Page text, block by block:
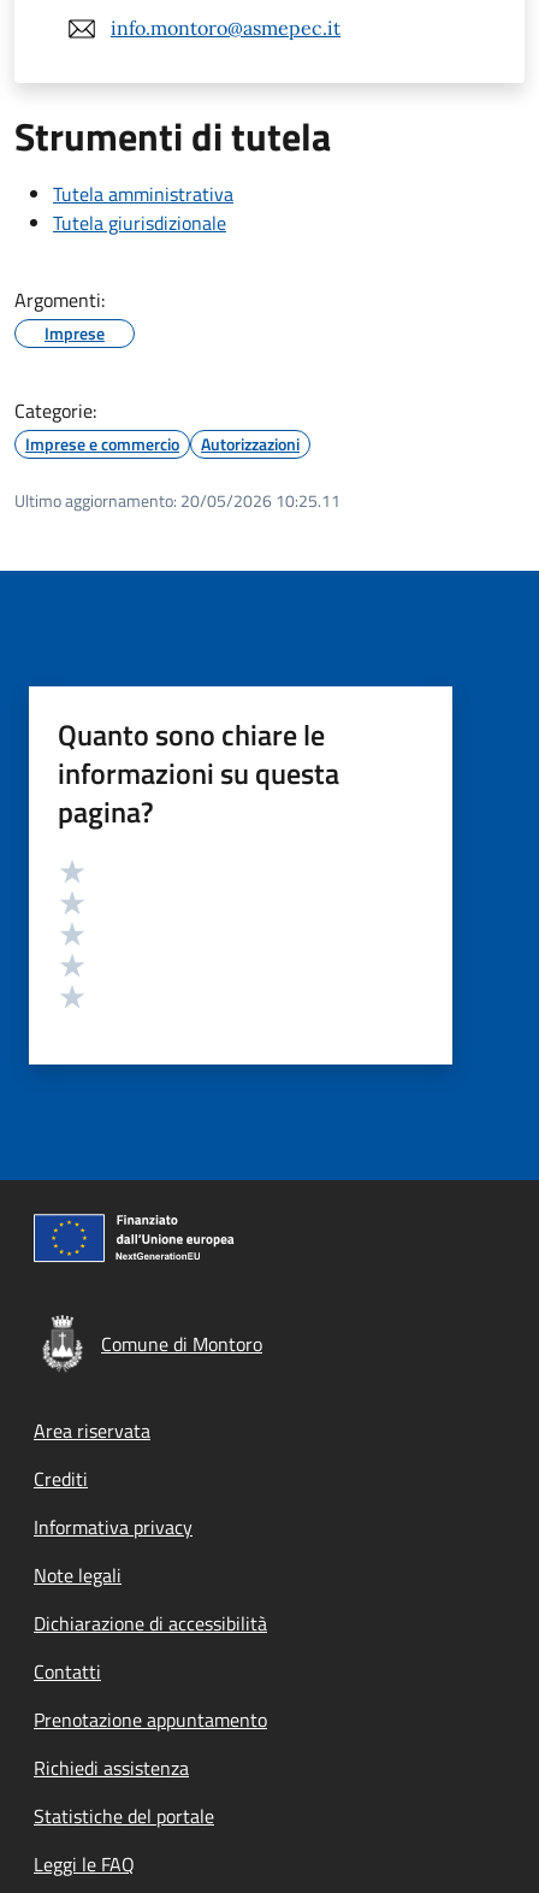
info.montoro@asmepec.it
Strumenti di tutela
Tutela amministrativa
Tutela giurisdizionale
Argomenti:
Imprese
Categorie:
Imprese e commercio Autorizzazioni
Ultimo aggiornamento: 20/05/2026 10:25.11
Quanto sono chiare le
informazioni su questa
pagina?
Valutazione
Comune di Montoro
Footer menu
Area riservata
Crediti
Informativa privacy
Note legali
Dichiarazione di accessibilità
Contatti
Prenotazione appuntamento
Richiedi assistenza
Statistiche del portale
Leggi le FAQ